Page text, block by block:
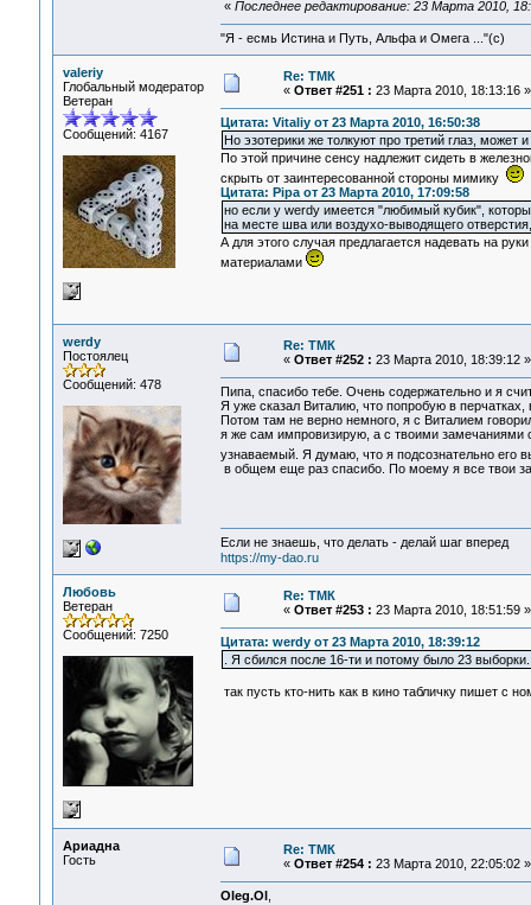
« Последнее редактирование: 23 Марта 2010,
"Я - есмь Истина и Путь, Альфа и Омега ..."(с)
valeriy
Глобальный модератор
Ветеран
Сообщений: 4167
Re: ТМК
« Ответ #251 : 23 Марта 2010, 18:13:16 »
Цитата: Vitaliy от 23 Марта 2010, 16:50:38
Но эзотерики же толкуют про третий глаз,
По этой причине сенсу надлежит сидеть в
скрыть от заинтересованной стороны мимику
Цитата: Pipa от 23 Марта 2010, 17:09:58
но если у werdy имеется "любимый кубик",
на месте шва или воздухо-выводящего
А для этого случая предлагается надевать на
материалами
werdy
Постоялец
Сообщений: 478
Re: ТМК
« Ответ #252 : 23 Марта 2010, 18:39:12 »
Пипа, спасибо тебе. Очень содержательно и я
Я уже сказал Виталию, что попробую в перчатках,
Потом там не верно немного, я с Виталием
я же сам импровизирую, а с твоими замечаниями
узнаваемый. Я думаю, что я подсознательно его
в общем еще раз спасибо. По моему я все твои
Если не знаешь, что делать - делай шаг вперед
https://my-dao.ru
Любовь
Ветеран
Сообщений: 7250
Re: ТМК
« Ответ #253 : 23 Марта 2010, 18:51:59 »
Цитата: werdy от 23 Марта 2010, 18:39:12
. Я сбился после 16-ти и потому было 23 выборки.
так пусть кто-нить как в кино табличку пишет с
Ариадна
Гость
Re: ТМК
« Ответ #254 : 23 Марта 2010, 22:05:02 »
Oleg.Ol